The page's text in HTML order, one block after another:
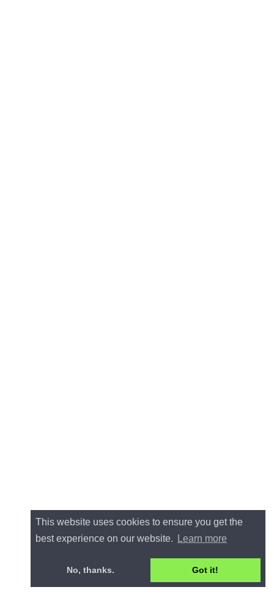
This website uses cookies to ensure you get the
best experience on our website.
Learn more
No, thanks. Got it!